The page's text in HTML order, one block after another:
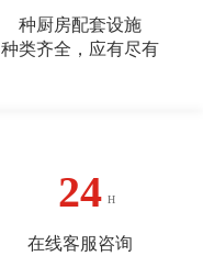
种厨房配套设施
种类齐全，应有尽有
24
在线客服咨询